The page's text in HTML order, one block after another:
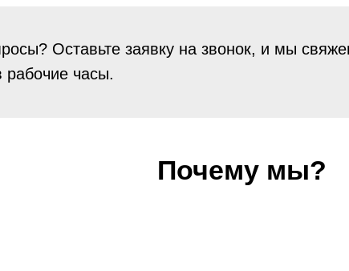
Оставьте заявку на звонок, и мы
часы.
Почему мы?